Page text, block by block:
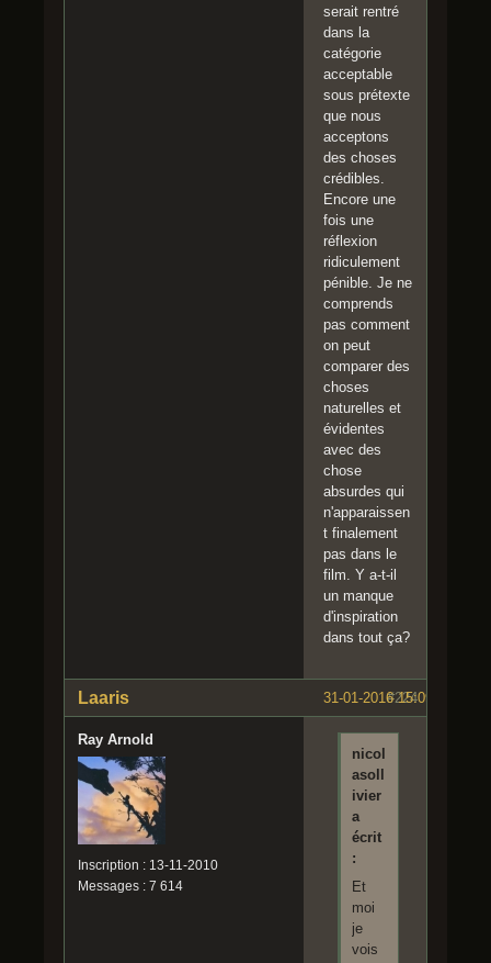
serait rentré
dans la
catégorie
acceptable
sous prétexte
que nous
acceptons
des choses
crédibles.
Encore une
fois une
réflexion
ridiculement
pénible. Je ne
comprends
pas comment
on peut
comparer des
choses
naturelles et
évidentes
avec des
chose
absurdes qui
n'apparaissen
t finalement
pas dans le
film. Y a-t-il
un manque
d'inspiration
dans tout ça?
#224
31-01-2016 15:09:08
Laaris
Ray Arnold
Inscription : 13-11-2010
Messages : 7 614
nicol
asoll
ivier
a
écrit
:
Et
moi
je
vois